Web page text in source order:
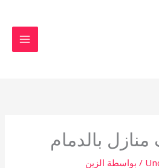
بالدمام
/ بواسطة الزين